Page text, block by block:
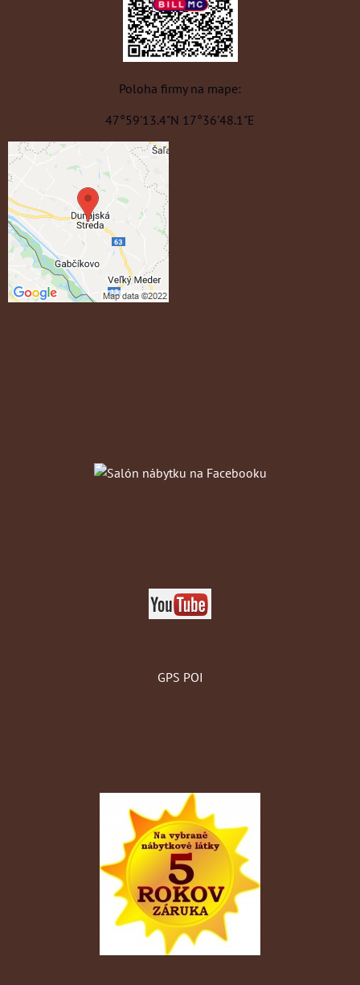
Poloha firmy na mape:
47°59'13.4"N 17°36'48.1"E
GPS POI